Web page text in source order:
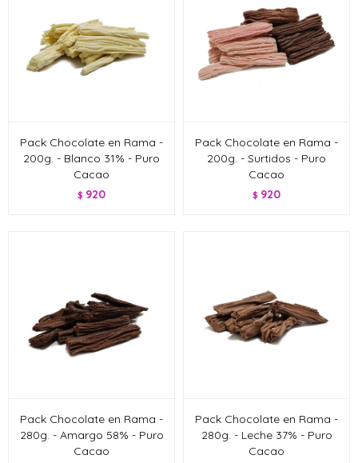
Pack Chocolate en Rama -
200g. - Blanco 31% - Puro
Cacao
$ 920
Pack Chocolate en Rama -
200g. - Surtidos - Puro
Cacao
$ 920
Pack Chocolate en Rama -
280g. - Amargo 58% - Puro
Cacao
Pack Chocolate en Rama -
280g. - Leche 37% - Puro
Cacao